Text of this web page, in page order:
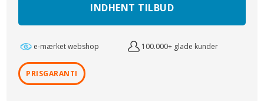
INDHENT TILBUD
e-mærket webshop 100.000+ glade kunder
PRISGARANTI